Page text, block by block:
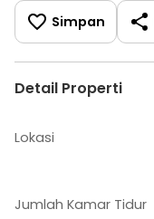
Simpan
Detail Properti
Lokasi
Jumlah Kamar Tidur